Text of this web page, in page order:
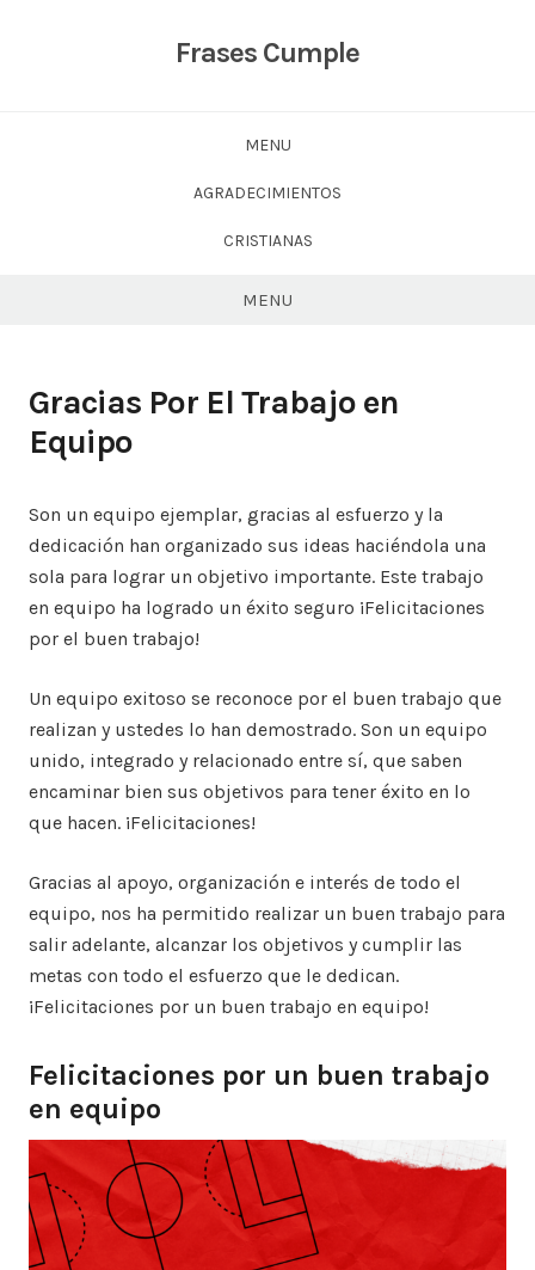
Frases Cumple
MENU
AGRADECIMIENTOS
CRISTIANAS
MENU
Gracias Por El Trabajo en
Equipo
Son un equipo ejemplar, gracias al esfuerzo y la
dedicación han organizado sus ideas haciéndola una
sola para lograr un objetivo importante. Este trabajo
en equipo ha logrado un éxito seguro ¡Felicitaciones
por el buen trabajo!
Un equipo exitoso se reconoce por el buen trabajo que
realizan y ustedes lo han demostrado. Son un equipo
unido, integrado y relacionado entre sí, que saben
encaminar bien sus objetivos para tener éxito en lo
que hacen. ¡Felicitaciones!
Gracias al apoyo, organización e interés de todo el
equipo, nos ha permitido realizar un buen trabajo para
salir adelante, alcanzar los objetivos y cumplir las
metas con todo el esfuerzo que le dedican.
¡Felicitaciones por un buen trabajo en equipo!
Felicitaciones por un buen trabajo
en equipo